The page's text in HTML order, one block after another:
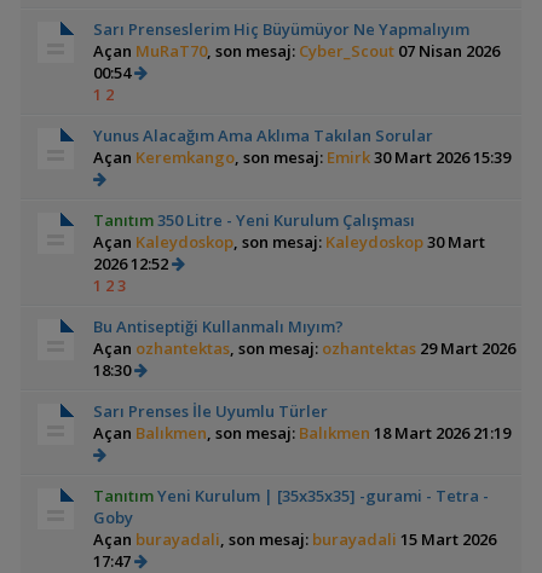
Sarı Prenseslerim Hiç Büyümüyor Ne Yapmalıyım
Açan MuRaT70, son mesaj: Cyber_Scout07 Nisan 2026
00:54
1 2
Yunus Alacağım Ama Aklıma Takılan Sorular
Açan Keremkango, son mesaj: Emirk30 Mart 2026 15:39
Tanıtım350 Litre - Yeni Kurulum Çalışması
Açan Kaleydoskop, son mesaj: Kaleydoskop30 Mart
2026 12:52
1 23
Bu Antiseptiği Kullanmalı Mıyım?
Açan ozhantektas, son mesaj: ozhantektas29 Mart 2026
18:30
Sarı Prenses İle Uyumlu Türler
Açan Balıkmen, son mesaj: Balıkmen 18 Mart 2026 21:19
TanıtımYeni Kurulum | [35x35x35] -gurami - Tetra -
Goby
Açan burayadali, son mesaj: burayadali 15 Mart 2026
17:47